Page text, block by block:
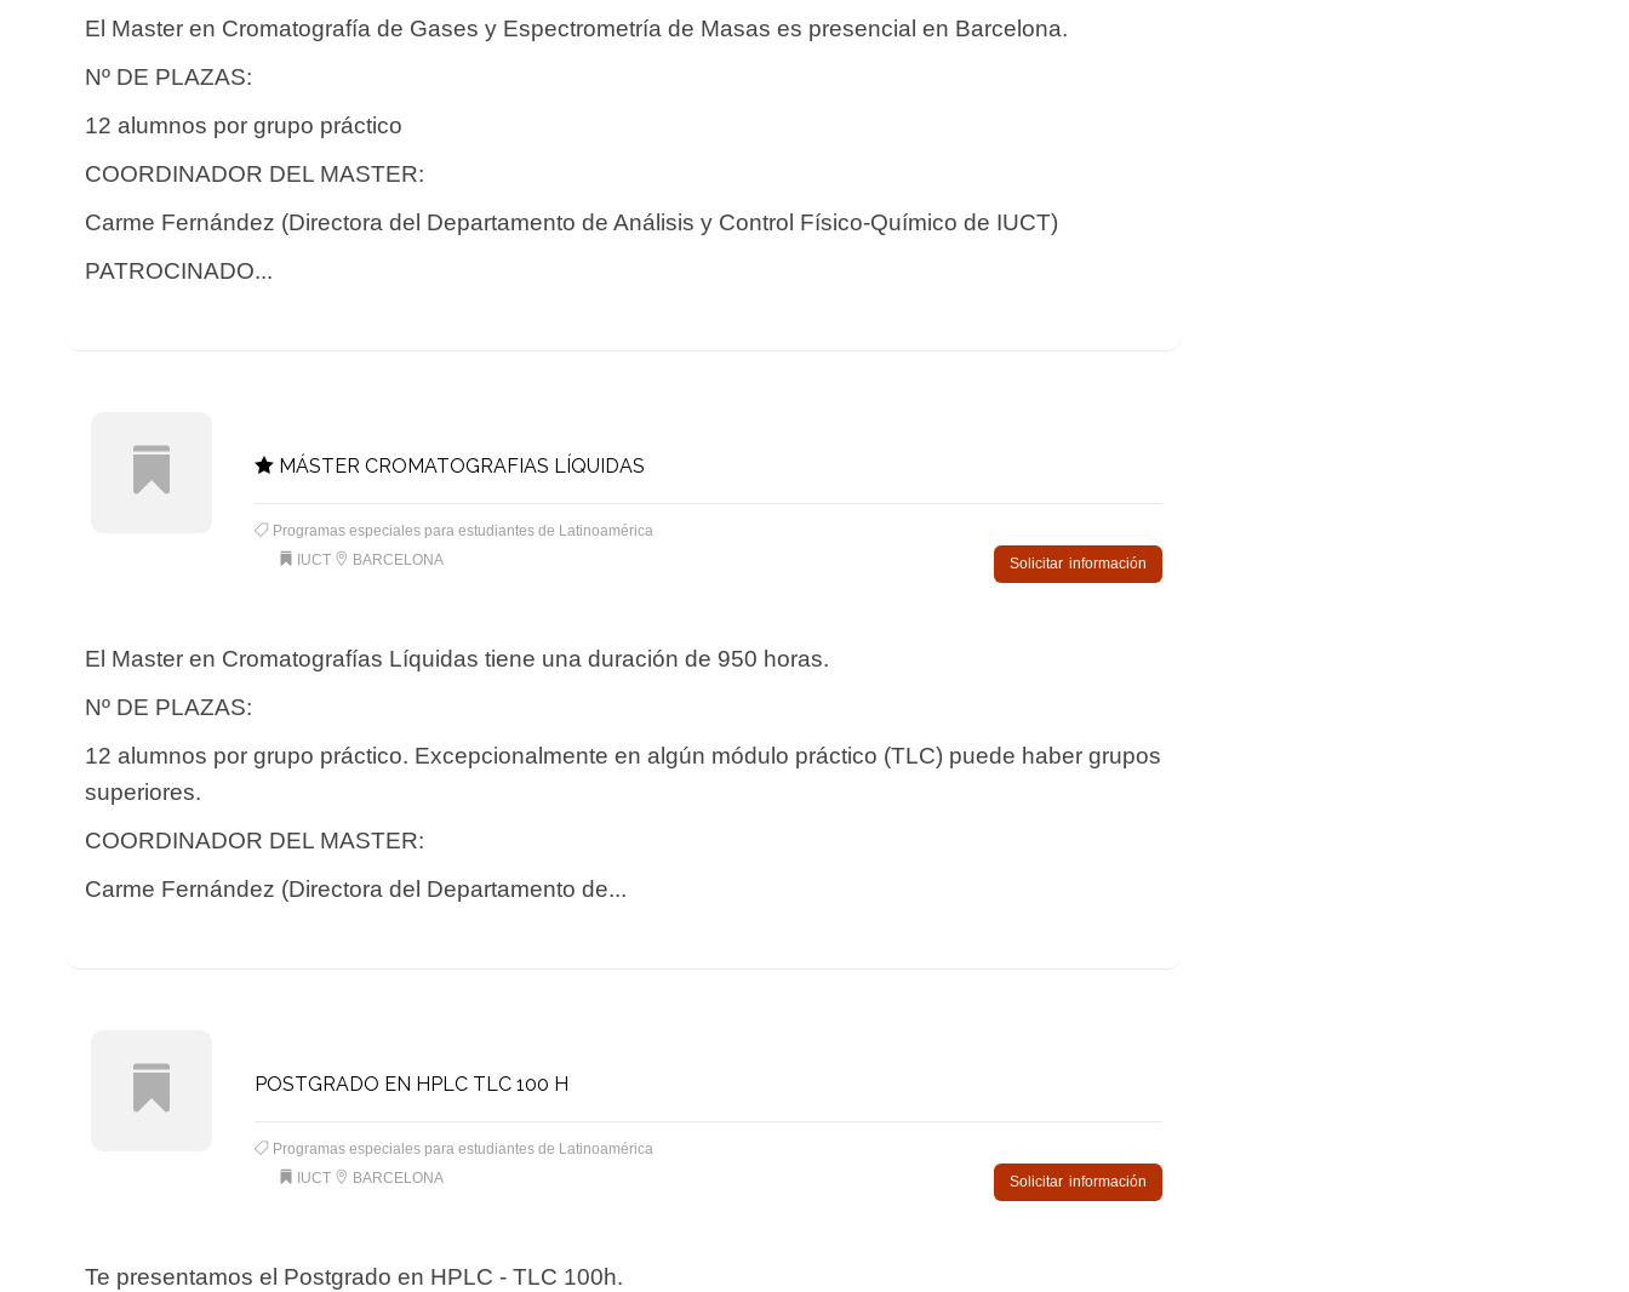
El Master en Cromatografía de Gases y Espectrometría de Masas es presencial en Barcelona.
Nº DE PLAZAS:
12 alumnos por grupo práctico
COORDINADOR DEL MASTER:
Carme Fernández (Directora del Departamento de Análisis y Control Físico-Químico de IUCT)
PATROCINADO...
MÁSTER CROMATOGRAFIAS LÍQUIDAS
Programas especiales para estudiantes de Latinoamérica
IUCT
BARCELONA Solicitar información
El Master en Cromatografías Líquidas tiene una duración de 950 horas.
Nº DE PLAZAS:
12 alumnos por grupo práctico. Excepcionalmente en algún módulo práctico (TLC) puede haber grupos
superiores.
COORDINADOR DEL MASTER:
Carme Fernández (Directora del Departamento de...
POSTGRADO EN HPLC TLC 100 H
Programas especiales para estudiantes de Latinoamérica
IUCT
BARCELONA Solicitar información
Te presentamos el Postgrado en HPLC - TLC 100h.